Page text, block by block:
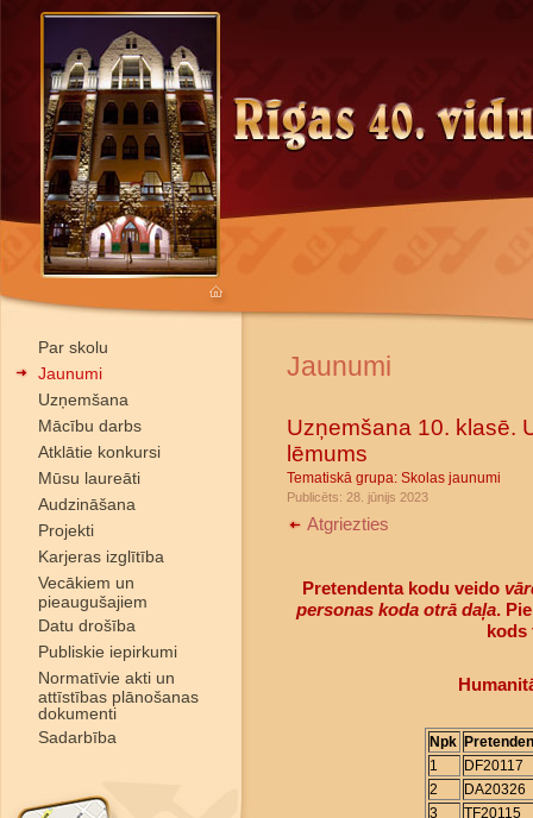
Par skolu
Jaunumi
Uzņemšana
Mācību darbs
Atklātie konkursi
Mūsu laureāti
Audzināšana
Projekti
Karjeras izglītība
Vecākiem un
pieaugušajiem
Datu drošība
Publiskie iepirkumi
Normatīvie akti un
attīstības plānošanas
dokumenti
Sadarbība
Jaunumi
Uzņemšana 10. klasē.
lēmums
Tematiskā grupa: Skolas jaunumi
Publicēts: 28. jūnijs 2023
Atgriezties
Pretendenta kodu veido
personas koda otrā daļa.
kods
Npk
1
DF20117
2
DA20326
3
TF20115